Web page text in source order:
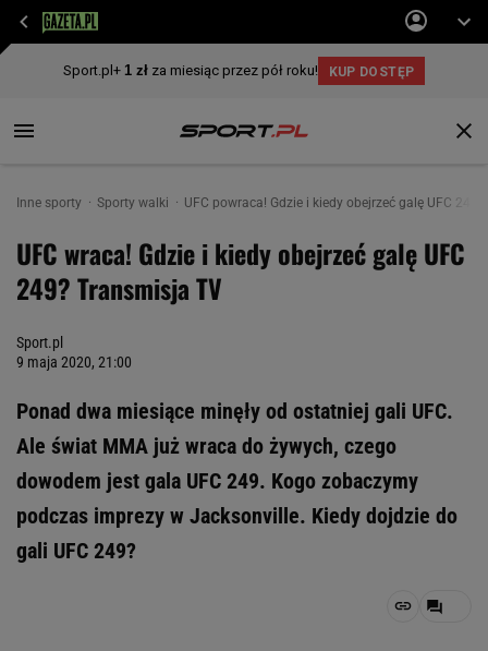
Inne sporty Sporty walki UFC powraca! Gdzie i kiedy obejrzeć galę UFC
UFC wraca! Gdzie i kiedy obejrzeć galę UFC
249? Transmisja TV
Sport.pl
9 maja 2020, 21:00
Ponad dwa miesiące minęły od ostatniej gali UFC.
Ale świat MMA już wraca do żywych, czego
dowodem jest gala UFC 249. Kogo zobaczymy
podczas imprezy w Jacksonville. Kiedy dojdzie do
gali UFC 249?